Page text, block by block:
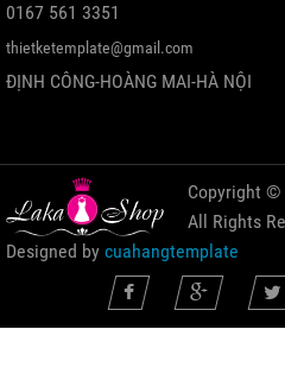
0167 561 3351
thietketemplate@gmail.com
ĐỊNH CÔNG-HOÀNG MAI-HÀ NỘI
Copyright ©
All Rights
Designed by cuahangtemplate